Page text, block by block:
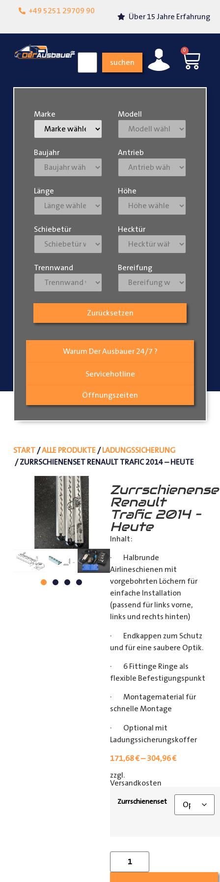
+49 5251 29709 90
Lokalgeschäft in
Über 15 Jahre Erfahrung
suchen
0
Warum Der Ausbauer 24/7 ?
Servicehotline
Öffnungszeiten
Marke Modell
Baujahr Antrieb
Länge Höhe
Schiebetür Hecktür
Trennwand Bereifung
Zurücksetzen
START/ALLE PRODUKTE/LADUNGSSICHERUNG
/ ZURRSCHIENENSET RENAULT TRAFIC 2014 – HEUTE
Renault
Trafic 2014 –
Heute
Inhalt:
· Halbrunde
Airlineschienen mit
vorgebohrten Löchern für
einfache Installation
(passend für links vorne,
links und rechts hinten)
· Endkappen zum Schutz
und für eine saubere Optik.
· 6 Fittinge Ringe als
flexible Befestigungspunkt
· Montagematerial für
schnelle Montage
· Optional mit
Ladungssicherungskoffer
171,68€–304,96€
zzgl.
Versandkosten
Zurrschienenset